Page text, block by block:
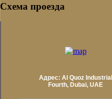
Схема проезда
Адрес: Al Quoz Industrial
Fourth, Dubai, UAE